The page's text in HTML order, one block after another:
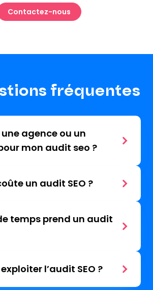
Contactez-nous
fréquentes
agence ou un
mon audit seo ?
un audit SEO ?
temps prend un audit
l’audit SEO ?